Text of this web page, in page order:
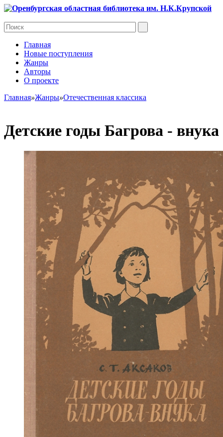
Главная
Новые поступления
Жанры
Авторы
О проекте
Главная»Жанры»Отечественная классика
Детские годы Багрова - внука